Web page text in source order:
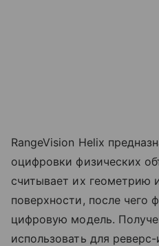
RangeVision Helix
оцифровки физических
считывает их геометрию
поверхности, после чего
цифровую модель.
использовать для